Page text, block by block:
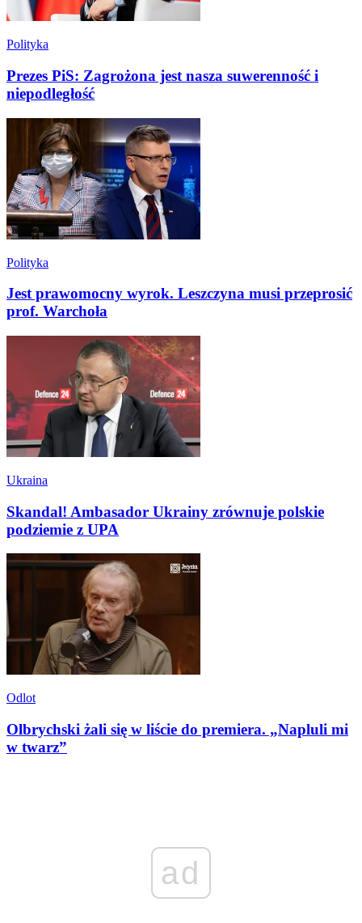
Polityka
Prezes PiS: Zagrożona jest nasza suwerenność i
niepodległość
Polityka
Jest prawomocny wyrok. Leszczyna musi przeprosić
prof. Warchoła
Ukraina
Skandal! Ambasador Ukrainy zrównuje polskie
podziemie z UPA
Odlot
Olbrychski żali się w liście do premiera. „Napluli mi
w twarz”
ad